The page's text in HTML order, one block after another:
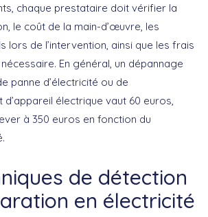
chaque prestataire doit vérifier la
le coût de la main-d’œuvre, les
lors de l’intervention, ainsi que les frais
En général, un dépannage
panne d’électricité ou de
électrique vaut 60 euros,
à 350 euros en fonction du
de détection
en électricité